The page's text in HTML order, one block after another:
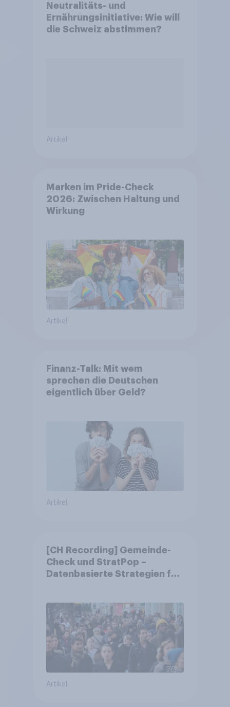
Neutralitäts- und
Ernährungsinitiative: Wie will
die Schweiz abstimmen?
Artikel
Marken im Pride-Check
2026: Zwischen Haltung und
Wirkung
Artikel
Finanz-Talk: Mit wem
sprechen die Deutschen
eigentlich über Geld?
Artikel
[CH Recording] Gemeinde-
Check und StratPop –
Datenbasierte Strategien für
Artikel